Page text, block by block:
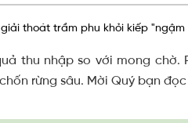
thoát trầm phu khỏi kiếp
thu nhập so với mong chờ.
rừng sâu. Mời Quý bạn